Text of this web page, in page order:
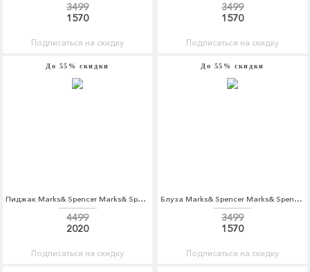
3499
1570
Подписаться на скидку
3499
1570
Подписаться на скидку
До 55% скидки
Пиджак Marks& Spencer Marks& Spencer MA178EWYYJ55
4499
2020
Подписаться на скидку
До 55% скидки
Блуза Marks& Spencer Marks& Spencer MA178EWBKYU5
3499
1570
Подписаться на скидку